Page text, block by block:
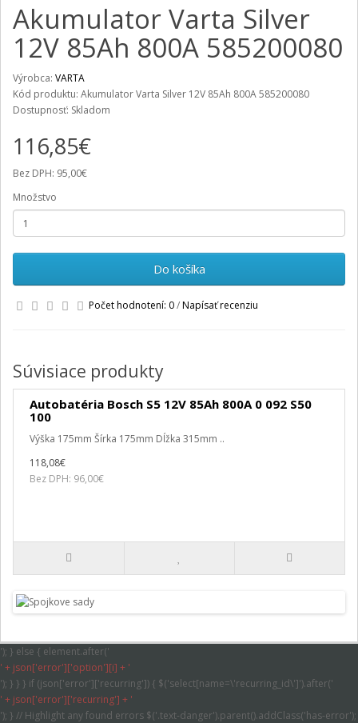
Akumulator Varta Silver
12V 85Ah 800A 585200080
Výrobca: VARTA
Kód produktu: Akumulator Varta Silver 12V 85Ah 800A 585200080
Dostupnosť: Skladom
116,85€
Bez DPH: 95,00€
Množstvo
Do košíka
Počet hodnotení: 0/Napísať recenziu
Súvisiace produkty
Autobatéria Bosch S5 12V 85Ah 800A 0 092 S50
100
Výška 175mm Šírka 175mm Dĺžka 315mm ..
118,08€
Bez DPH: 96,00€
'); } else { element.after('
' + json['error']['option'][i] + '
'); } } } if (json['error']['recurring']) { $('select[name=\'recurring_id\']').after('
' + json['error']['recurring'] + '
'); } // Highlight any found errors $('.text-danger').parent().addClass('has-error');